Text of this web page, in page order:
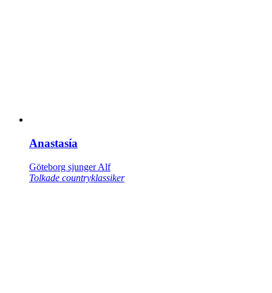
Anastasía
Göteborg sjunger Alf
Tolkade countryklassiker